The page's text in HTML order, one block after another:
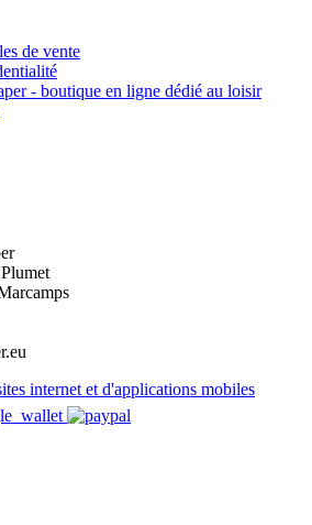
de vente
- boutique en ligne dédié au loisir
internet et d'applications mobiles